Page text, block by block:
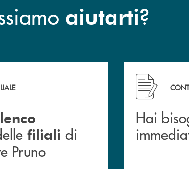
aiutarti?
delle&nbsp; filiali&nbsp; di
filiali di
Pruno
Hai bisogno
Hai